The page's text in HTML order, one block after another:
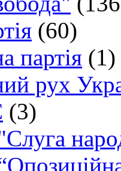
(60)
партія (1)
рух
(3)